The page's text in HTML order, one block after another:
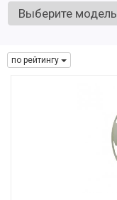
Выберите модель
по рейтингу